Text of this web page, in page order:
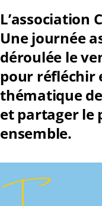
Offres d’emploi
L’association
Une journée
déroulée le
pour réfléchir
thématique
et partager le
ensemble.